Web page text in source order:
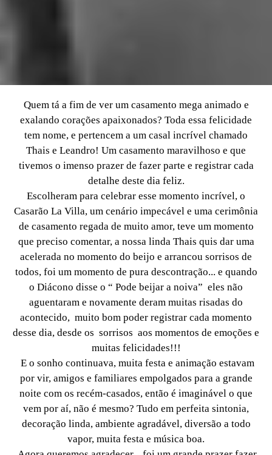
Quem tá a fim de ver um casamento mega animado e
exalando corações apaixonados? Toda essa felicidade
tem nome, e pertencem a um casal incrível chamado
Thais e Leandro! Um casamento maravilhoso e que
tivemos o imenso prazer de fazer parte e registrar cada
detalhe deste dia feliz.
Escolheram para celebrar esse momento incrível, o
Casarão La Villa, um cenário impecável e uma cerimônia
de casamento regada de muito amor, teve um momento
que preciso comentar, a nossa linda Thais quis dar uma
acelerada no momento do beijo e arrancou sorrisos de
todos, foi um momento de pura descontração... e quando
o Diácono disse o “ Pode beijar a noiva” eles não
aguentaram e novamente deram muitas risadas do
acontecido, muito bom poder registrar cada momento
desse dia, desde os sorrisos aos momentos de emoções e
muitas felicidades!!!
E o sonho continuava, muita festa e animação estavam
por vir, amigos e familiares empolgados para a grande
noite com os recém-casados, então é imaginável o que
vem por aí, não é mesmo? Tudo em perfeita sintonia,
decoração linda, ambiente agradável, diversão a todo
vapor, muita festa e música boa.